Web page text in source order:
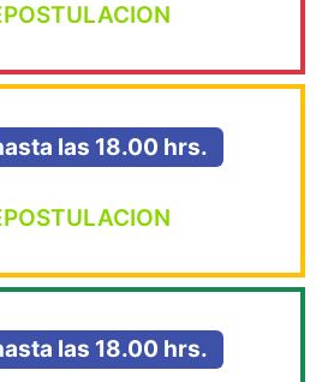
las 18.00 hrs.
las 18.00 hrs.